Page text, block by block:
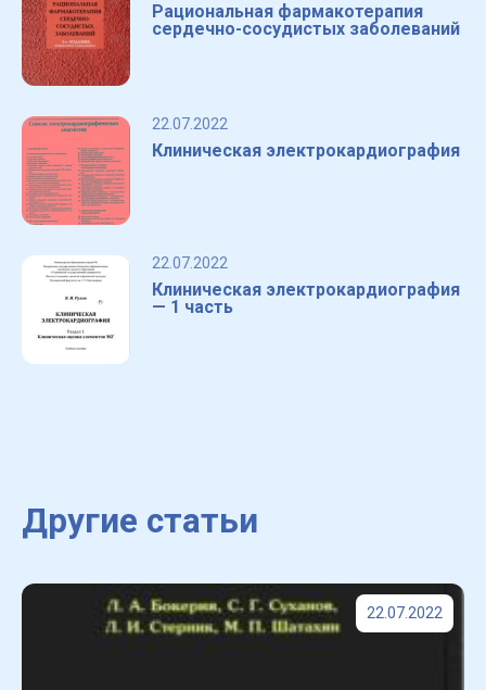
Рациональная фармакотерапия
сердечно-сосудистых заболеваний
22.07.2022
Клиническая электрокардиография
22.07.2022
Клиническая электрокардиография
— 1 часть
Другие статьи
22.07.2022